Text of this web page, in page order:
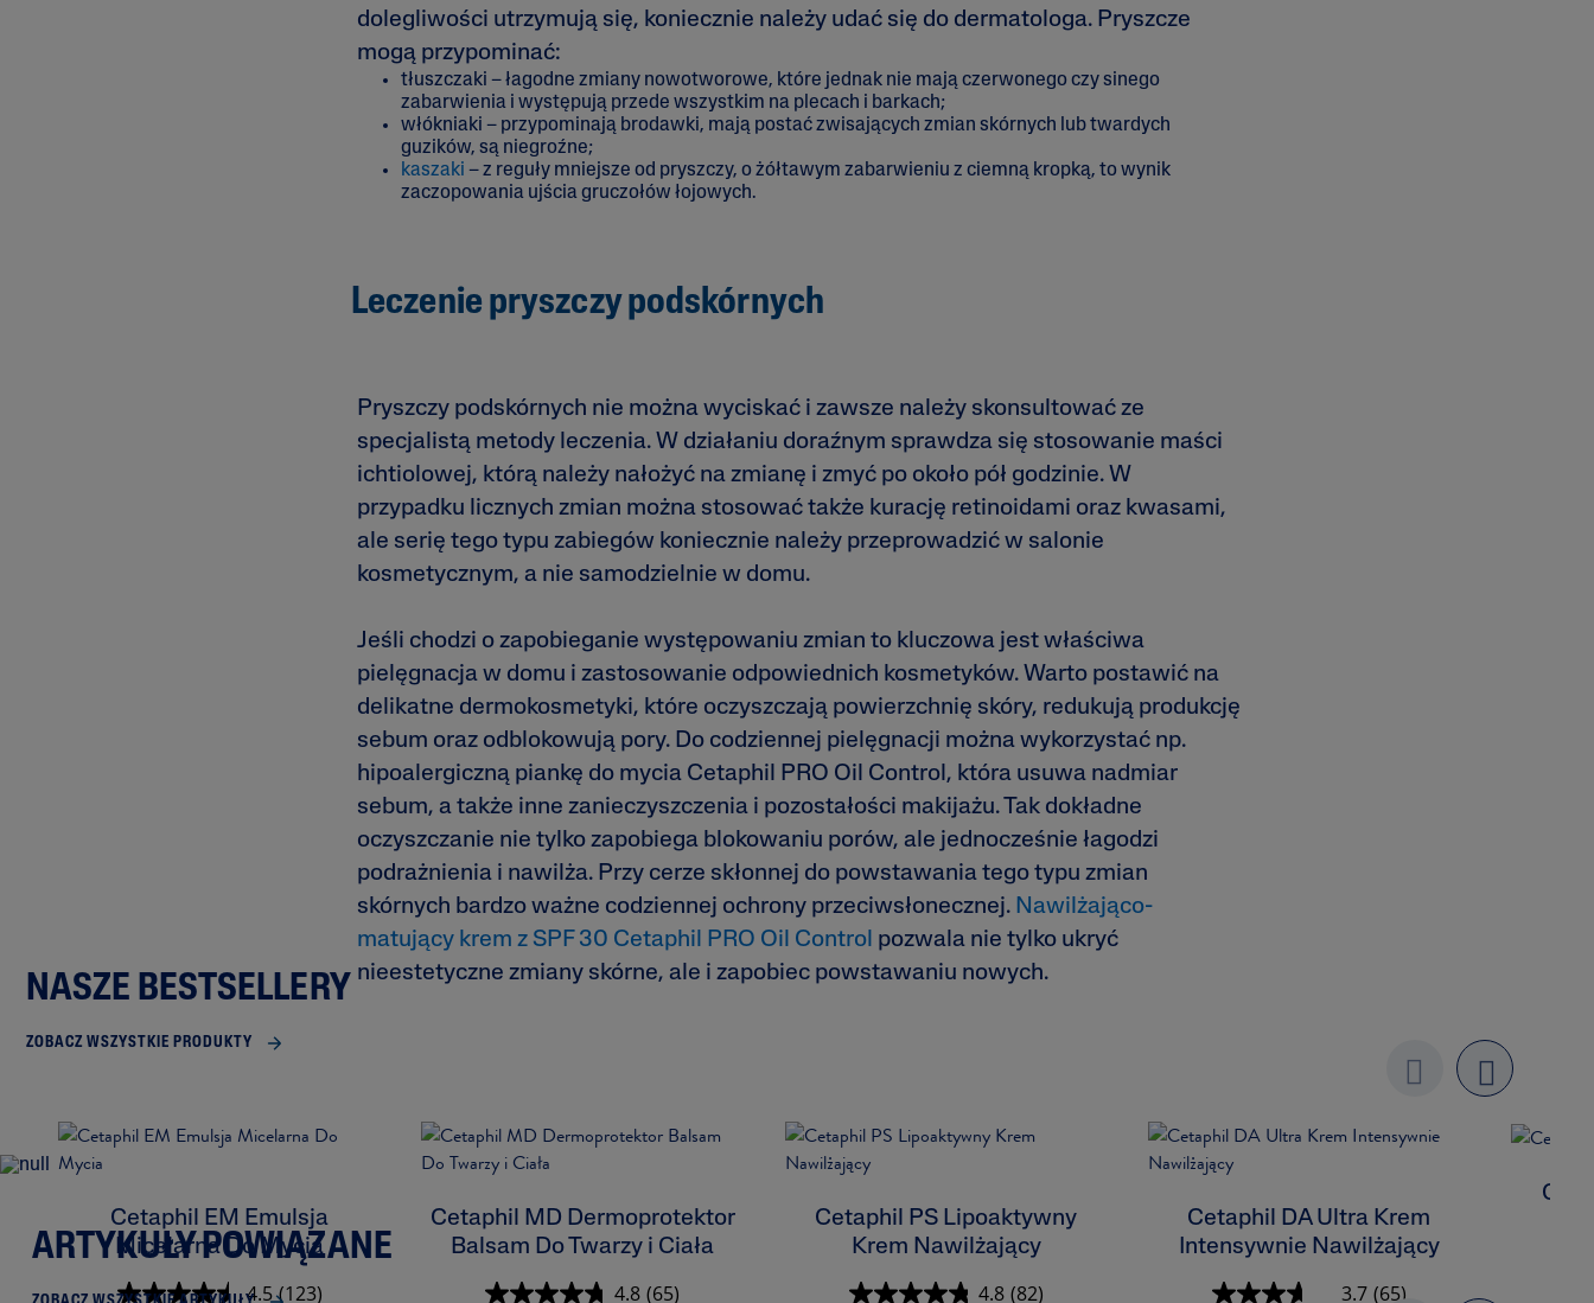
dolegliwości utrzymują się, koniecznie należy udać się do dermatologa. Pryszcze
mogą przypominać:
tłuszczaki – łagodne zmiany nowotworowe, które jednak nie mają czerwonego czy sinego
zabarwienia i występują przede wszystkim na plecach i barkach;
włókniaki – przypominają brodawki, mają postać zwisających zmian skórnych lub twardych
guzików, są niegroźne;
kaszaki – z reguły mniejsze od pryszczy, o żółtawym zabarwieniu z ciemną kropką, to wynik
zaczopowania ujścia gruczołów łojowych.
Leczenie pryszczy podskórnych
Pryszczy podskórnych nie można wyciskać i zawsze należy skonsultować ze
specjalistą metody leczenia. W działaniu doraźnym sprawdza się stosowanie maści
ichtiolowej, którą należy nałożyć na zmianę i zmyć po około pół godzinie. W
przypadku licznych zmian można stosować także kurację retinoidami oraz kwasami,
ale serię tego typu zabiegów koniecznie należy przeprowadzić w salonie
kosmetycznym, a nie samodzielnie w domu.
Jeśli chodzi o zapobieganie występowaniu zmian to kluczowa jest właściwa
pielęgnacja w domu i zastosowanie odpowiednich kosmetyków. Warto postawić na
delikatne dermokosmetyki, które oczyszczają powierzchnię skóry, redukują produkcję
sebum oraz odblokowują pory. Do codziennej pielęgnacji można wykorzystać np.
hipoalergiczną piankę do mycia Cetaphil PRO Oil Control, która usuwa nadmiar
sebum, a także inne zanieczyszczenia i pozostałości makijażu. Tak dokładne
oczyszczanie nie tylko zapobiega blokowaniu porów, ale jednocześnie łagodzi
podrażnienia i nawilża. Przy cerze skłonnej do powstawania tego typu zmian
skórnych bardzo ważne codziennej ochrony przeciwsłonecznej. Nawilżająco-
matujący krem z SPF 30 Cetaphil PRO Oil Control pozwala nie tylko ukryć
nieestetyczne zmiany skórne, ale i zapobiec powstawaniu nowych.
NASZE BESTSELLERY
ZOBACZ WSZYSTKIE PRODUKTY
next
Cetaphil EM Emulsja
Micelarna Do Mycia
4.5 (123)
Cetaphil MD Dermoprotektor
Balsam Do Twarzy i Ciała
4.8 (65)
Cetaphil PS Lipoaktywny
Krem Nawilżający
4.8 (82)
Cetaphil DA Ultra Krem
Intensywnie Nawilżający
3.7 (65)
ARTYKUŁY POWIĄZANE